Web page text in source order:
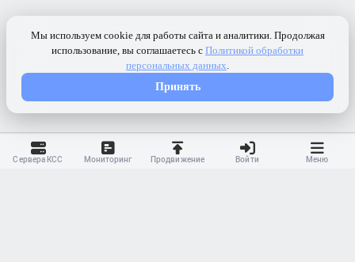
Сервера КСС Мониторинг Продвижение Войти Меню